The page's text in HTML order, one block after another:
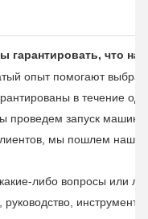
гарантировать, что
опыт помогают
в течение
запуск машины
мы пошлем
либо вопросы или
руководство,